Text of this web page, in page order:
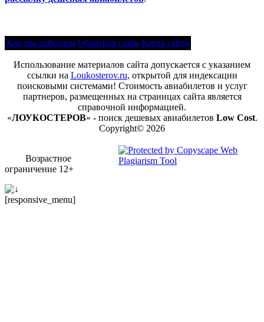
Как мы работаем Обратная связь Карта сайта
Использование материалов сайта допускается с указанием
ссылки на Loukosterov.ru, открытой для индексации
поисковыми системами! Стоимость авиабилетов и услуг
партнеров, размещенных на страницах сайта является
справочной информацией.
«ЛОУКОСТЕРОВ» - поиск дешевых авиабилетов Low Cost.
Copyright© 2026
Возрастное
ограничение 12+
[responsive_menu]